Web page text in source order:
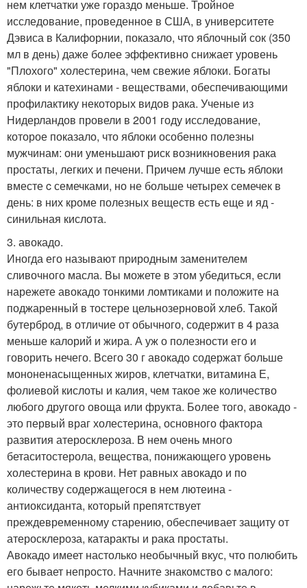
нем клетчатки уже гораздо меньше. Тройное
исследование, проведенное в США, в университете
Дэвиса в Калифорнии, показало, что яблочный сок (350
мл в день) даже более эффективно снижает уровень
"Плохого" холестерина, чем свежие яблоки. Богаты
яблоки и катехинами - веществами, обеспечивающими
профилактику некоторых видов рака. Ученые из
Нидерландов провели в 2001 году исследование,
которое показало, что яблоки особенно полезны
мужчинам: они уменьшают риск возникновения рака
простаты, легких и печени. Причем лучше есть яблоки
вместе c семечками, но не больше четырех семечек в
день: в них кроме полезных веществ есть еще и яд -
синильная кислота.
3. авокадо.
Иногда его называют природным заменителем
сливочного масла. Вы можете в этом убедиться, если
нарежете авокадо тонкими ломтиками и положите на
поджаренный в тостере цельнозерновой хлеб. Такой
бутерброд, в отличие от обычного, содержит в 4 раза
меньше калорий и жира. А уж о полезности его и
говорить нечего. Всего 30 г авокадо содержат больше
мононенасыщенных жиров, клетчатки, витамина Е,
фолиевой кислоты и калия, чем такое же количество
любого другого овоща или фрукта. Более того, авокадо -
это первый враг холестерина, основного фактора
развития атеросклероза. В нем очень много
бетаситостерола, вещества, понижающего уровень
холестерина в крови. Нет равных авокадо и по
количеству содержащегося в нем лютеина -
антиоксиданта, который препятствует
преждевременному старению, обеспечивает защиту от
атеросклероза, катаракты и рака простаты.
Авокадо имеет настолько необычный вкус, что полюбить
его бывает непросто. Начните знакомство c малого: